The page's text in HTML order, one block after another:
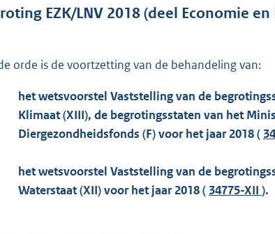
a
s
r
o
o
t
e
EZK/LNV 2018 (deel Economie
orde is de voortzetting van de behandeling van:
het wetsvoorstel Vaststelling van de
Klimaat (XIII), de begrotingsstaten van het
Diergezondheidsfonds (F) voor het jaar 2018 (
het wetsvoorstel Vaststelling van de
Waterstaat (XII) voor het jaar 2018 ( 34775-XII ).